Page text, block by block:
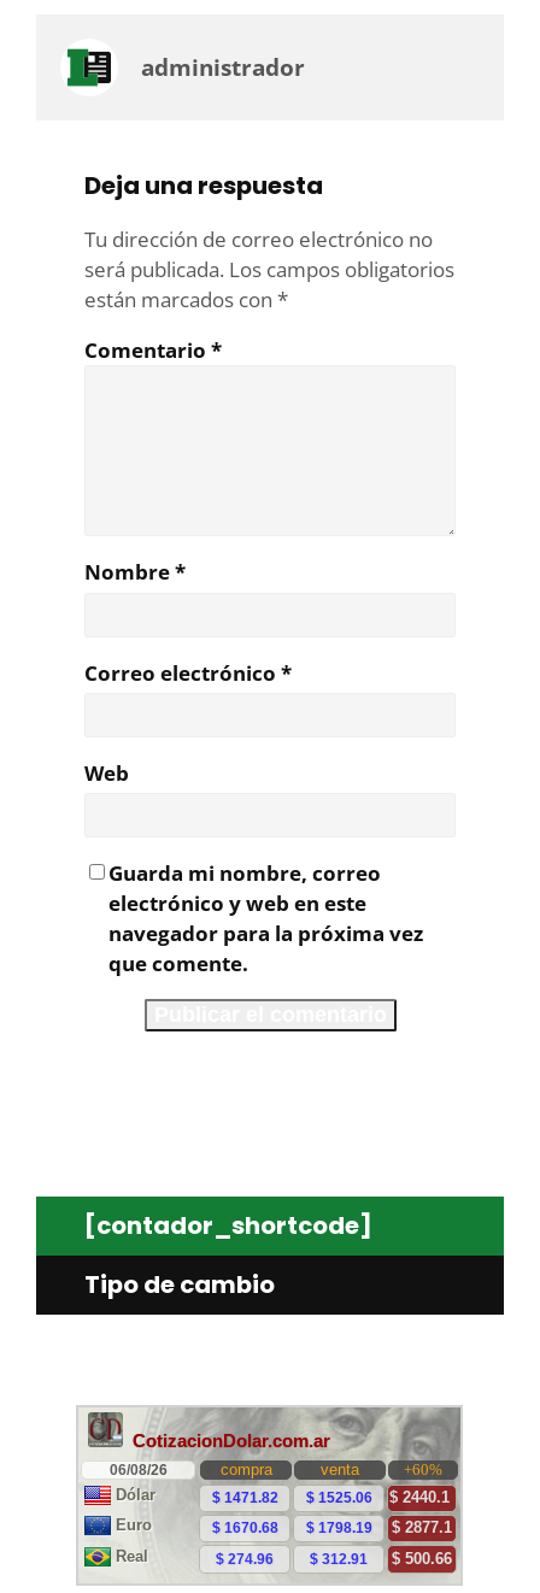
administrador
Deja una respuesta
Tu dirección de correo electrónico no
será publicada. Los campos obligatorios
están marcados con *
Comentario *
Nombre*
Correo electrónico *
Web
Guarda mi nombre, correo
electrónico y web en este
navegador para la próxima vez
que comente.
[contador_shortcode]
Tipo de cambio